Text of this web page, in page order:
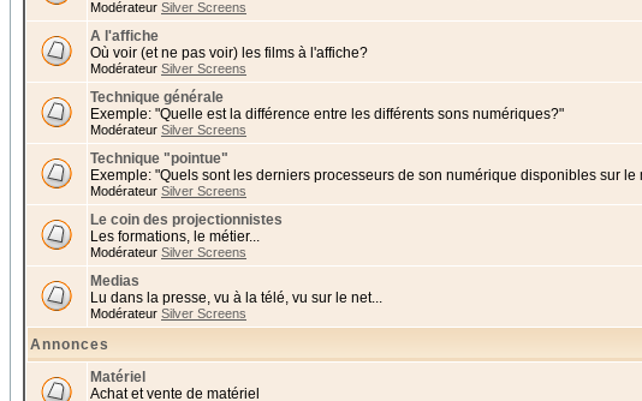
Modérateur Silver Screens
A l'affiche
Où voir (et ne pas voir) les films à l'affiche?
Modérateur Silver Screens
Technique générale
Exemple: "Quelle est la différence entre les différents sons numériques?"
Modérateur Silver Screens
Technique "pointue"
Exemple: "Quels sont les derniers processeurs de son numérique disponibles sur le
Modérateur Silver Screens
Le coin des projectionnistes
Les formations, le métier...
Modérateur Silver Screens
Medias
Lu dans la presse, vu à la télé, vu sur le net...
Modérateur Silver Screens
Annonces
Matériel
Achat et vente de matériel